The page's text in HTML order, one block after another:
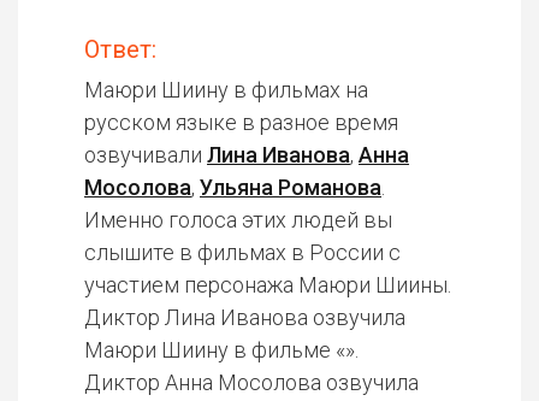
Ответ:
Маюри Шиину в фильмах на
русском языке в разное время
озвучивали Лина Иванова, Анна
Мосолова, Ульяна Романова
Именно голоса этих людей вы
слышите в фильмах в России с
участием персонажа Маюри Шиины.
Диктор Лина Иванова озвучила
Маюри Шиину в фильме «».
Диктор Анна Мосолова озвучила